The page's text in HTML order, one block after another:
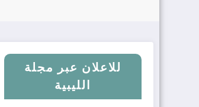
للاعلان عبر مجلة
الليبية